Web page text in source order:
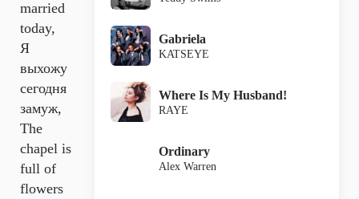
married
today,
Я
выхожу
сегодня
замуж,
The
chapel is
full of
flowers
Gabriela
KATSEYE
Where Is My Husband!
RAYE
Ordinary
Alex Warren